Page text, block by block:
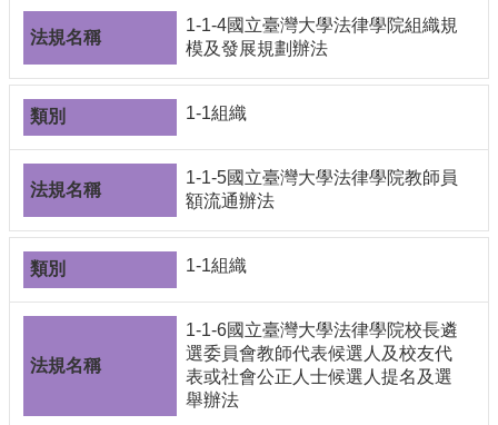
會
議
校
務
會
議
校
發
展
規
劃
會
綜
1-1-4國立臺灣大學法律學院組織規
模及發展規劃辦法
1-1組織
1-1-5國立臺灣大學法律學院教師員
額流通辦法
1-1組織
1-1-6國立臺灣大學法律學院校長遴
選委員會教師代表候選人及校友代
表或社會公正人士候選人提名及選
舉辦法